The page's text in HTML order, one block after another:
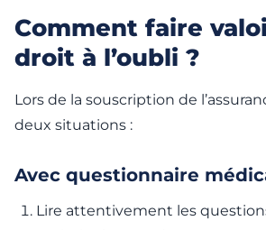
Comment faire
droit à l’oubli ?
Lors de la souscription de
deux situations :
Avec questionnaire
Lire attentivement les